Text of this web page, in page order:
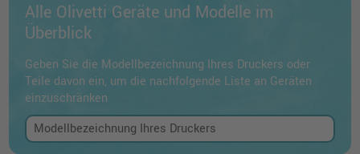
Alle Olivetti Geräte und Modelle im
Überblick
Geben Sie die Modellbezeichnung Ihres Druckers oder
Teile davon ein, um die nachfolgende Liste an Geräten
einzuschränken